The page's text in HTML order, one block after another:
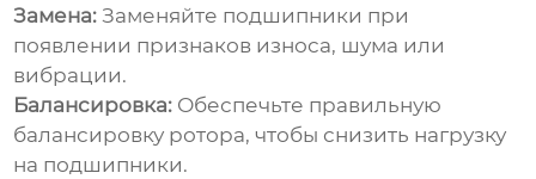
Замена: Заменяйте подшипники при
появлении признаков износа, шума или
вибрации.
Балансировка: Обеспечьте правильную
балансировку ротора, чтобы снизить нагрузку
на подшипники.